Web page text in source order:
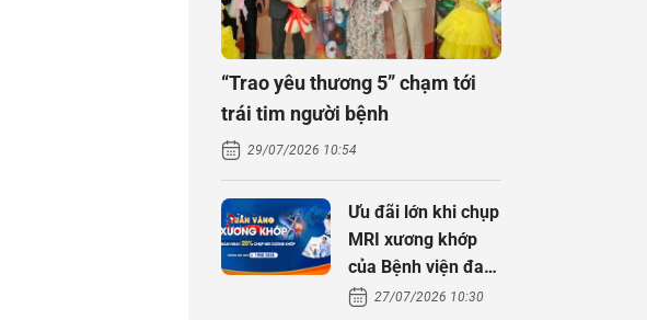
“Trao yêu thương 5” chạm tới
trái tim người bệnh
29/07/2026 10:54
Ưu đãi lớn khi chụp
MRI xương khớp
của Bệnh viện đa
khoa An Việt
27/07/2026 10:30